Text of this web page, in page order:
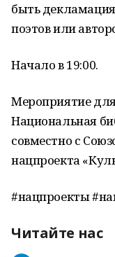
быть
поэтов или
Начало в 19:00.
Мероприятие
Национальная
совместно с
нацпроекта
#нацпроекты
Читайте нас